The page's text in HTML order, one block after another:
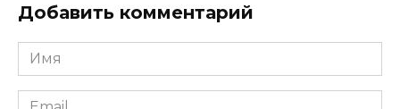
Добавить комментарий
Имя
*
Email